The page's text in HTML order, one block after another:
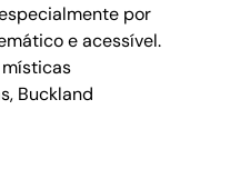
por
e acessível.
Buckland